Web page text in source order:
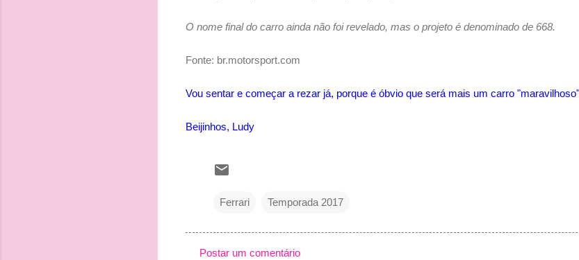
O nome final do carro ainda não foi revelado, mas o projeto é denominado de 668.
Fonte: br.motorsport.com
Vou sentar e começar a rezar já, porque é óbvio que será mais um carro
Beijinhos, Ludy
Ferrari Temporada 2017
Postar um comentário